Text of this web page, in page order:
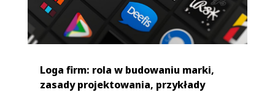
Loga firm: rola w budowaniu marki,
zasady projektowania, przykłady